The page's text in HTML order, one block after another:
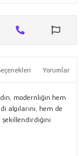
Yorumlar
modernliğin hem
algılarını, hem de
şekillendirdiğini